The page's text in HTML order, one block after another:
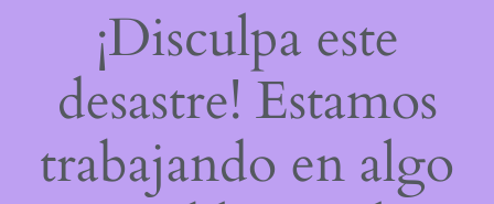
¡Disculpa este
desastre! Estamos
trabajando en algo